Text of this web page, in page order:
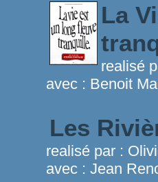
La
realisé
avec : Benoit
Les
realisé par :
avec : Jean